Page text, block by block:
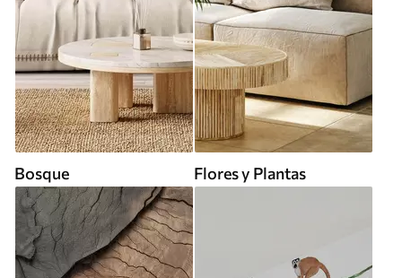
Bosque Flores y Plantas